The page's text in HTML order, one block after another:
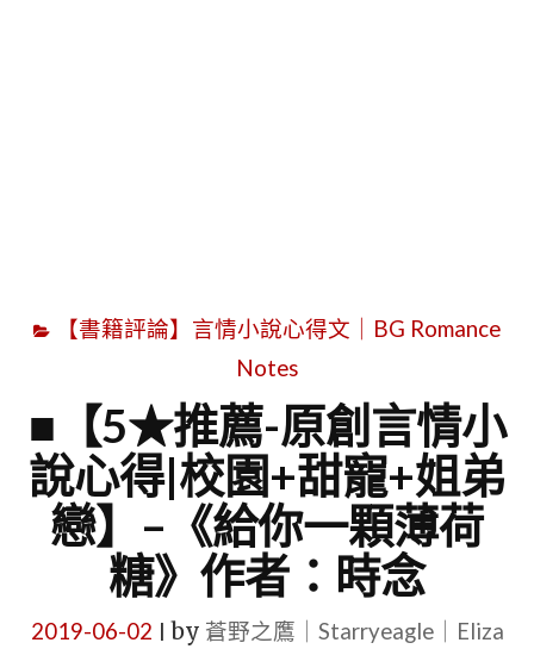
【書籍評論】言情小說心得文｜BG Romance
Notes
■【5★推薦-原創言情小
說心得|校園+甜寵+姐弟
戀】–《給你一顆薄荷
糖》作者：時念
2019-06-02 by 蒼野之鷹｜Starryeagle｜Eliza